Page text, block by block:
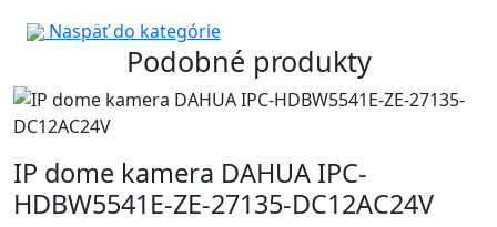
Naspäť do kategórie
Podobné produkty
IP dome kamera DAHUA IPC-
HDBW5541E-ZE-27135-DC12AC24V